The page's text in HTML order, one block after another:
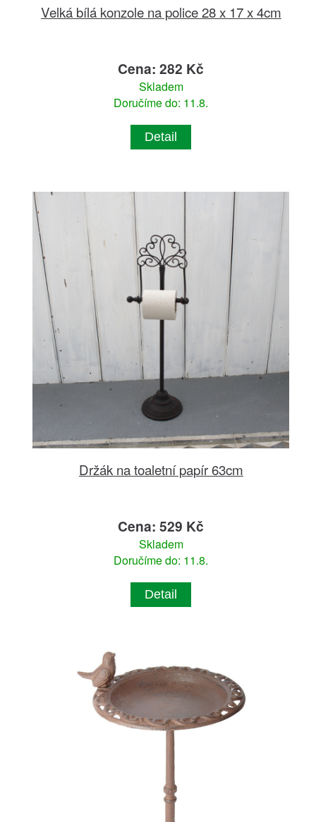
Velká bílá konzole na police 28 x 17 x 4cm
Cena: 282 Kč
Skladem
Doručíme do: 11.8.
Detail
Držák na toaletní papír 63cm
Cena: 529 Kč
Skladem
Doručíme do: 11.8.
Detail